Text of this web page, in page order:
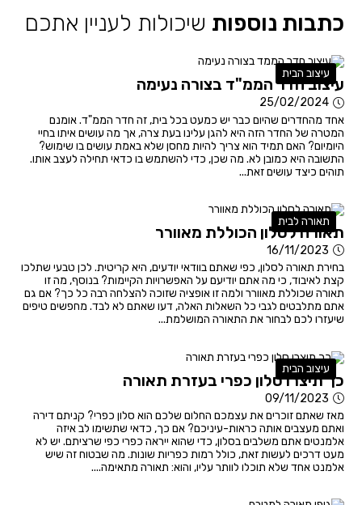
כתבות נוספות שיכולות לעניין אתכם
עיצוב הבית
עיצוב חדר הממ"ד בצורה נעימה
25/02/2024
אחד מהחדרים שהיום כבר יש כמעט בכל בית, זה חדר הממ"ד. אומנם
המטרה של החדר הזה היא להגן עלינו בעת צרה, אך מה עושים איתו בחיי
היומיום? האם תמיד הוא צריך להיות מחסן שלא באמת עושים בו שימוש?
התשובה היא כמובן לא. מה שכן, כדי להשתמש בו כדאי תחילה לעצב אותו.
תוהים כיצד עושים זאת...
תאורה לבית
תאורה לסלון הכוללת מאוורר
16/11/2023
בחירת תאורה לסלון, כפי שאתם בוודאי יודעים, היא קריטית. לכן טבעי שתלכו
קצת לאיבוד, כי מה אתם יודיעם על האפשרויות הקיימות? בנוסף, מה זו
תאורה שכוללת מאוורר ולמה זו אופציה שזוכה להצלחה רבה כל כך? אם גם
אתם מתלבטים לגבי כל השאלות האלה, דעו שאתם לא לבד. מחפשים טיפים
שיעזרו לכם לבחור את התאורה המושלמת...
עיצוב הבית
כך תיצרו סלון כפרי בעזרת תאורה
09/11/2023
מאז שאתם זוכרים את עצמכם החלום שלכם הוא סלון כפרי? קניתם דירה
ואתם מעצבים אותה כראות-עיניכם? אם כך, כדאי שתשימו לב איזה
אלמנטים אתם משלבים בסלון, כדי שהוא ייראה כפרי כפי שרציתם. יש לא
מעט דרכים לעשות זאת, כולל רמות כפריות שונות. מה שבטוח זה שיש
אלמנט אחד שלא תוכלו לוותר עליו, והוא: תאורה מתאימה....